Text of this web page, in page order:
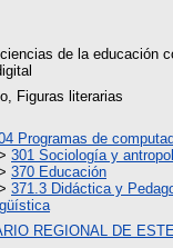
de la educación
Figuras literarias
Programas de
301 Sociología y
370 Educación
371.3 Didáctica y
REGIONAL DE